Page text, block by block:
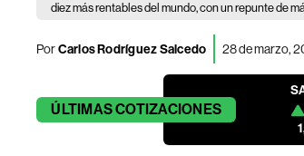
diez más rentables del mundo, con un repunte de
PorCarlos Rodríguez Salcedo 28 de marzo,
ÚLTIMASCOTIZACIONES